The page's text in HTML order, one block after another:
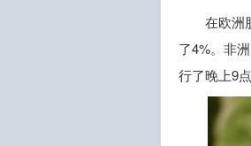
在欧洲
了4%。非
行了晚上9